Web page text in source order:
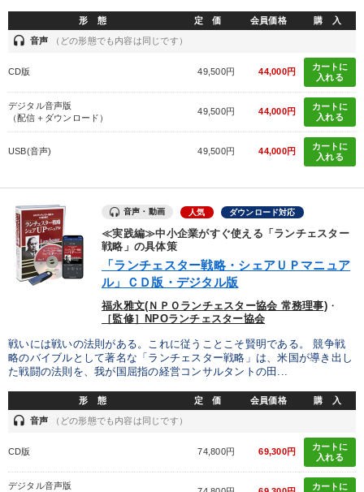
形 態 定 価 会員価格 購 入
headset 音声 （どの形態でも内容は同じです）
CD版 49,500円 44,000円
カートに
入れる
デジタル音声版
（配信＋ダウンロード）
49,500円 44,000円
カートに
入れる
USB(音声) 49,500円 44,000円
カートに
入れる
音声・動画 人気 ダウンロード対応
≪実践編≫中小企業がすぐ使える「ランチェスター
戦略」の具体策
「ランチェスター戦略・シェアＵＰマニュア
ル」ＣＤ版・デジタル版
福永雅文(ＮＰＯランチェスター協会 常務理事)・
［監修］NPOランチェスター協会
戦いには戦いの法則がある。これに従うことこそ賢明である。 競争戦
略のバイブルとして著名な「ランチェスター戦略」は、米国が導き出し
た戦闘の法則を、我が国屈指の経営コンサルタントの田...
形 態 定 価 会員価格 購 入
headset 音声 （どの形態でも内容は同じです）
CD版 74,800円 69,300円
カートに
入れる
デジタル音声版 カートに